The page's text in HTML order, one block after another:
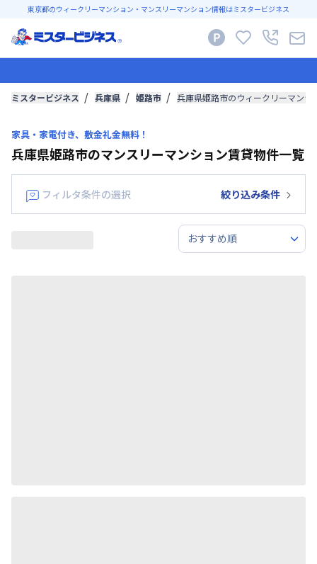
東京都のウィークリーマンション・マンスリーマンション情報はミスタービジネス
ミスタービジネス 兵庫県 姫路市 兵庫県姫路市のウィークリーマン
家具・家電付き、敷金礼金無料！
兵庫県姫路市のマンスリーマンション賃貸物件一覧
フィルタ条件の選択 絞り込み条件